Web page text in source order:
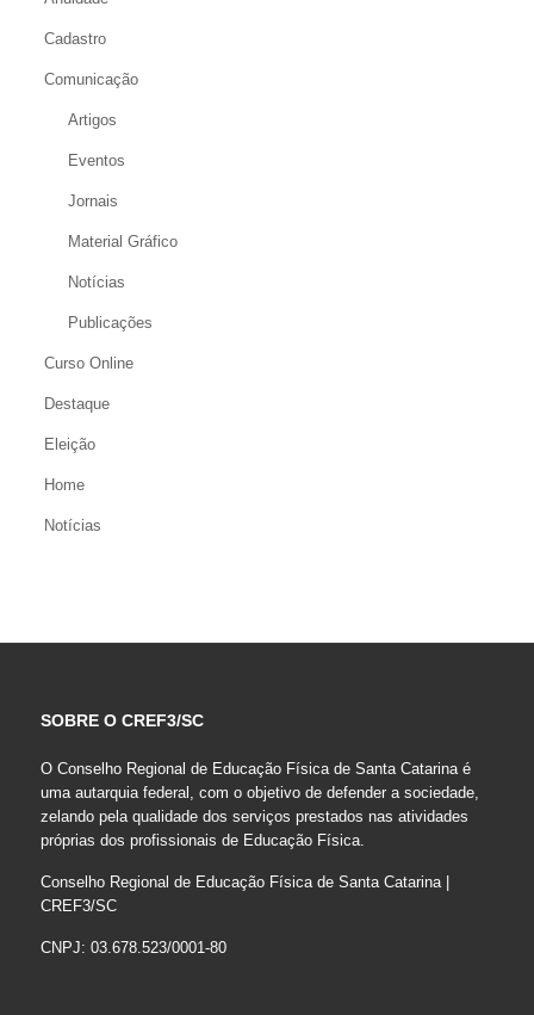
Cadastro
Comunicação
Artigos
Eventos
Jornais
Material Gráfico
Notícias
Publicações
Curso Online
Destaque
Eleição
Home
Notícias
SOBRE O CREF3/SC
O Conselho Regional de Educação Física de Santa Catarina é
uma autarquia federal, com o objetivo de defender a sociedade,
zelando pela qualidade dos serviços prestados nas atividades
próprias dos profissionais de Educação Física.
Conselho Regional de Educação Física de Santa Catarina |
CREF3/SC
CNPJ: 03.678.523/0001-80